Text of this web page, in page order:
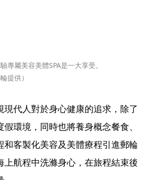
專屬美容美體SPA是一大享受。
提供）
現代人對於身心健康的追求，除了
假環境，同時也將養身概念餐食、
和客製化美容及美體療程引進郵輪
上航程中洗滌身心，在旅程結束後